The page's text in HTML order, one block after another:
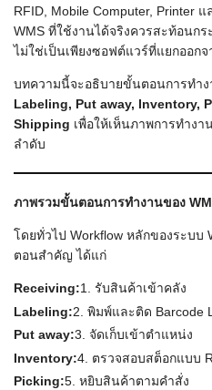
RFID, Mobile Computer, Printer
WMS ที่ใช้งานได้จริงควรสะท้อนก
ไม่ใช่เป็นเพียงซอฟต์แวร์ที่แยกออก
บทความนี้จะอธิบายขั้นตอนการทำง
Labeling, Put away, Inventory,
Shipping เพื่อให้เห็นภาพการทำง
ลำดับ
ภาพรวมขั้นตอนการทำงานของ
โดยทั่วไป Workflow หลักของระบบ
ตอนสำคัญ ได้แก่
Receiving:1. รับสินค้าเข้าคลัง
Labeling:2. พิมพ์และติด Barcode
Put away:3. จัดเก็บเข้าตำแหน่ง
Inventory:4. ตรวจสอบสต็อกแบบ
Picking:5. หยิบสินค้าตามคำสั่ง